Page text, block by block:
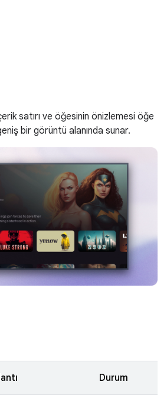
satırı ve öğesinin önizlemesi öğe
bir görüntü alanında sunar.
Durum